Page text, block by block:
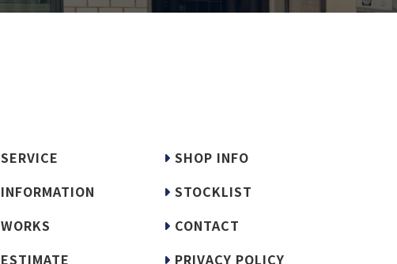
SERVICE
SHOP INFO
INFORMATION
STOCKLIST
WORKS
CONTACT
ESTIMATE
PRIVACY POLICY